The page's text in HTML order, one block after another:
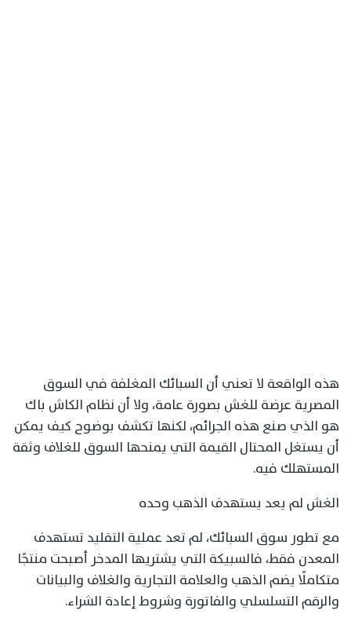
هذه الواقعة لا تعني أن السبائك المغلفة في السوق
المصرية عرضة للغش بصورة عامة، ولا أن نظام الكاش باك
هو الذي صنع هذه الجرائم، لكنها تكشف بوضوح كيف يمكن
أن يستغل المحتال القيمة التي يمنحها السوق للغلاف وثقة
المستهلك فيه.
الغش لم يعد يستهدف الذهب وحده
مع تطور سوق السبائك، لم تعد عملية التقليد تستهدف
المعدن فقط، فالسبيكة التي يشتريها المدخر أصبحت منتجًا
متكاملًا يضم الذهب والعلامة التجارية والغلاف والبيانات
والرقم التسلسلي والفاتورة وشروط إعادة الشراء.